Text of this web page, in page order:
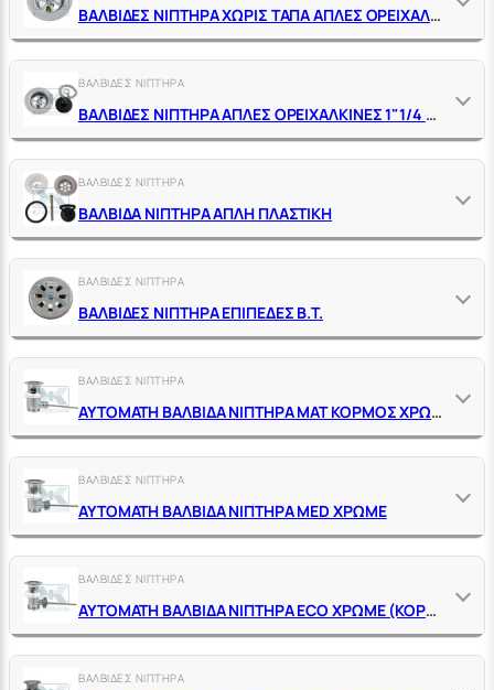
ΒΑΛΒΙΔΕΣ ΝΙΠΤΗΡΑ ΧΩΡΙΣ ΤΑΠΑ ΑΠΛΕΣ ΟΡΕΙΧΑΛΚΙΝΕΣ
ΒΑΛΒΙΔΕΣ ΝΙΠΤΗΡΑ
ΒΑΛΒΙΔΕΣ ΝΙΠΤΗΡΑ ΑΠΛΕΣ ΟΡΕΙΧΑΛΚΙΝΕΣ 1"1/4 Χ Φ65 ΜΕ ΤΑΠΑ
ΒΑΛΒΙΔΕΣ ΝΙΠΤΗΡΑ
ΒΑΛΒΙΔΑ ΝΙΠΤΗΡΑ ΑΠΛΗ ΠΛΑΣΤΙΚΗ
ΒΑΛΒΙΔΕΣ ΝΙΠΤΗΡΑ
ΒΑΛΒΙΔΕΣ ΝΙΠΤΗΡΑ ΕΠΙΠΕΔΕΣ Β.Τ.
ΒΑΛΒΙΔΕΣ ΝΙΠΤΗΡΑ
ΑΥΤΟΜΑΤΗ ΒΑΛΒΙΔΑ ΝΙΠΤΗΡΑ ΜΑΤ ΚΟΡΜΟΣ ΧΡΩΜΕ
ΒΑΛΒΙΔΕΣ ΝΙΠΤΗΡΑ
ΑΥΤΟΜΑΤΗ ΒΑΛΒΙΔΑ ΝΙΠΤΗΡΑ ΜΕD ΧΡΩΜΕ
ΒΑΛΒΙΔΕΣ ΝΙΠΤΗΡΑ
ΑΥΤΟΜΑΤΗ ΒΑΛΒΙΔΑ ΝΙΠΤΗΡΑ ΕCΟ ΧΡΩΜΕ (ΚΟΡΜΟΣ ΣΥΣΤΟΛΙΚΟΣ)
ΒΑΛΒΙΔΕΣ ΝΙΠΤΗΡΑ